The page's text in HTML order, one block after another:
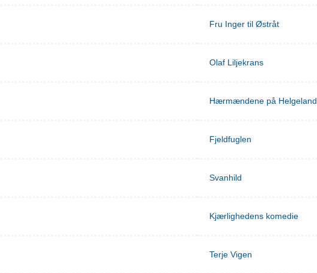
Fru Inger til Østråt
Olaf Liljekrans
Hærmændene på Helgeland
Fjeldfuglen
Svanhild
Kjærlighedens komedie
Terje Vigen